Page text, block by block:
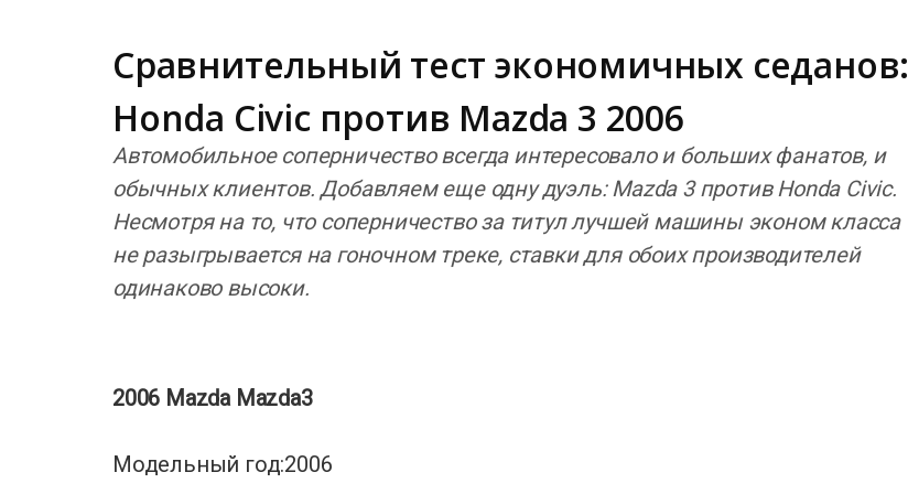
Сравнительный тест экономичных седанов:
Honda Civic против Mazda 3 2006
Автомобильное соперничество всегда интересовало и больших фанатов, и
обычных клиентов. Добавляем еще одну дуэль: Mazda 3 против Honda Civic.
Несмотря на то, что соперничество за титул лучшей машины эконом класса
не разыгрывается на гоночном треке, ставки для обоих производителей
одинаково высоки.
2006 Mazda Mazda3
Модельный год:2006